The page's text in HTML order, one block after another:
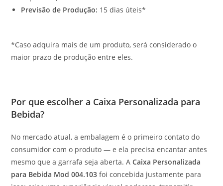
Previsão de Produção: 15 dias úteis*
*Caso adquira mais de um produto, será considerado o
maior prazo de produção entre eles.
Por que escolher a Caixa Personalizada para
Bebida?
No mercado atual, a embalagem é o primeiro contato do
consumidor com o produto — e ela precisa encantar antes
mesmo que a garrafa seja aberta. ACaixa Personalizada
para Bebida Mod 004.103 foi concebida justamente para